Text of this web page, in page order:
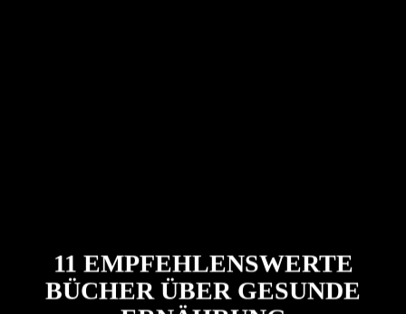
11 EMPFEHLENSWERTE
BÜCHER ÜBER GESUNDE